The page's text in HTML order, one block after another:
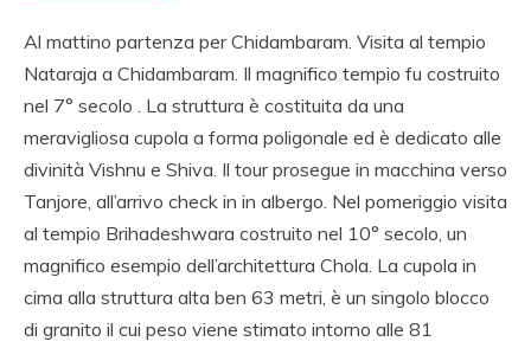
Al mattino partenza per Chidambaram. Visita al tempio
Nataraja a Chidambaram. Il magnifico tempio fu costruito
nel 7° secolo . La struttura è costituita da una
meravigliosa cupola a forma poligonale ed è dedicato alle
divinità Vishnu e Shiva. Il tour prosegue in macchina verso
Tanjore, all’arrivo check in in albergo. Nel pomeriggio visita
al tempio Brihadeshwara costruito nel 10° secolo, un
magnifico esempio dell’architettura Chola. La cupola in
cima alla struttura alta ben 63 metri, è un singolo blocco
di granito il cui peso viene stimato intorno alle 81